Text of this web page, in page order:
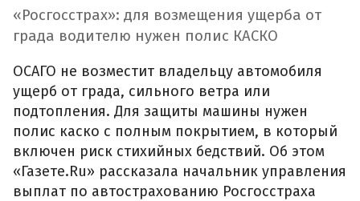
«Росгосстрах»: для возмещения ущерба от
града водителю нужен полис КАСКО
ОСАГО не возместит владельцу автомобиля
ущерб от града, сильного ветра или
подтопления. Для защиты машины нужен
полис каско с полным покрытием, в который
включен риск стихийных бедствий. Об этом
«Газете.Ru» рассказала начальник управления
выплат по автострахованию Росгосстраха